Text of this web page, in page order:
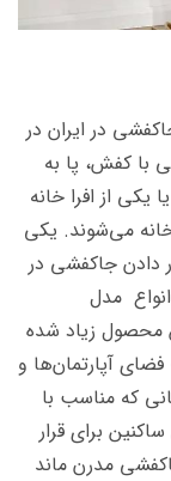
در ایران در
با کفش، پا به
یکی از افرا خانه
خانه می‌شوند. یکی
دادن جاکفشی در
مدل
محصول زیاد شده
آپارتمان‌ها و
که مناسب با
برای قرار
مدرن ماند